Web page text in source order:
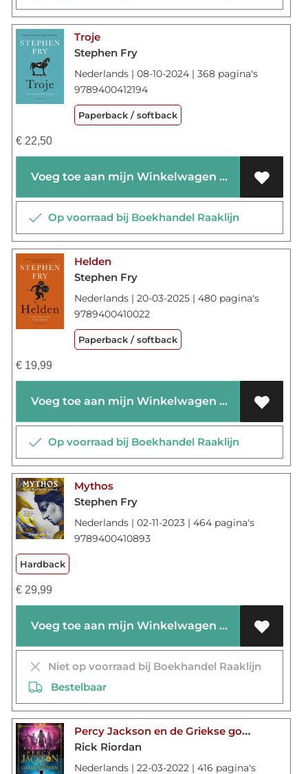
Troje
Stephen Fry
Nederlands | 08-10-2024 | 368 pagina's
9789400412194
Paperback / softback
€22,50
Voeg toe aan mijn Winkelwagen
Op voorraad bij Boekhandel Raaklijn
Helden
Stephen Fry
Nederlands | 20-03-2025 | 480 pagina's
9789400410022
Paperback / softback
€19,99
Voeg toe aan mijn Winkelwagen
Op voorraad bij Boekhandel Raaklijn
Mythos
Stephen Fry
Nederlands | 02-11-2023 | 464 pagina's
9789400410893
Hardback
€29,99
Voeg toe aan mijn Winkelwagen
Niet op voorraad bij Boekhandel Raaklijn
Bestelbaar
Percy Jackson en de Griekse goden
Rick Riordan
Nederlands | 22-03-2022 | 416 pagina's